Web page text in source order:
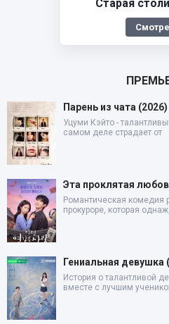
Старая
Парень из чата (2026)
Уцуми Кэйто -
самом деле страдает от
Эта проклятая
Романтическая комедия
прокуроре, которая
Гениальная девушка
История о талантливой
вместе с лучшим